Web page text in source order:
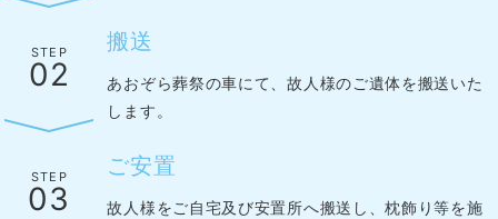
STEP
02
搬送
あおぞら葬祭の車にて、故人様のご遺体を搬送いた
します。
STEP
03
ご安置
故人様をご自宅及び安置所へ搬送し、枕飾り等を施